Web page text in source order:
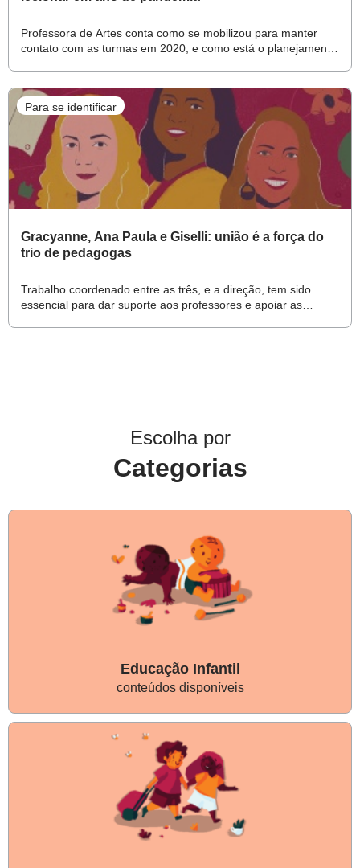
Professora de Artes conta como se mobilizou para manter
contato com as turmas em 2020, e como está o planejamento
Para se identificar
Gracyanne, Ana Paula e Giselli: união é a força do
trio de pedagogas
Trabalho coordenado entre as três, e a direção, tem sido
essencial para dar suporte aos professores e apoiar as
Escolha por
Categorias
Educação Infantil
conteúdos disponíveis